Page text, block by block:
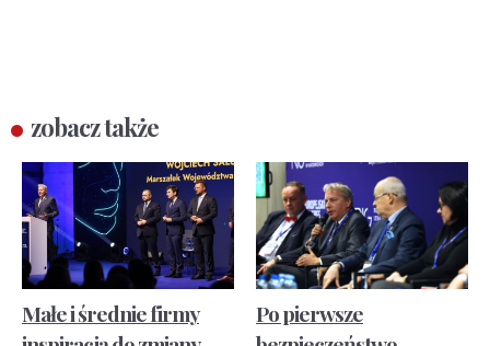
zobacz także
Małe i średnie firmy
Po pierwsze